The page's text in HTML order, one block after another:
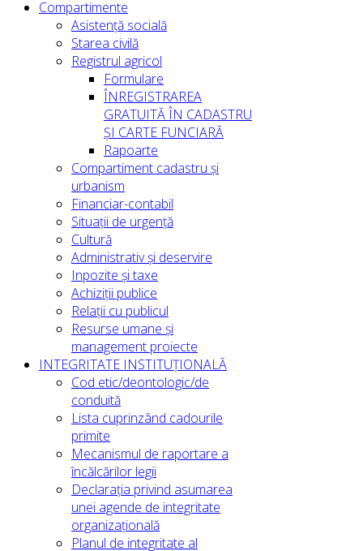
Compartimente
Asistență socială
Starea civilă
Registrul agricol
Formulare
ÎNREGISTRAREA
GRATUITĂ ÎN CADASTRU
ȘI CARTE FUNCIARĂ
Rapoarte
Compartiment cadastru și
urbanism
Financiar-contabil
Situații de urgență
Cultură
Administrativ și deservire
Inpozite și taxe
Achiziții publice
Relații cu publicul
Resurse umane și
management proiecte
INTEGRITATE INSTITUȚIONALĂ
Cod etic/deontologic/de
conduită
Lista cuprinzând cadourile
primite
Mecanismul de raportare a
încălcărilor legii
Declarația privind asumarea
unei agende de integritate
organizațională
Planul de integritate al